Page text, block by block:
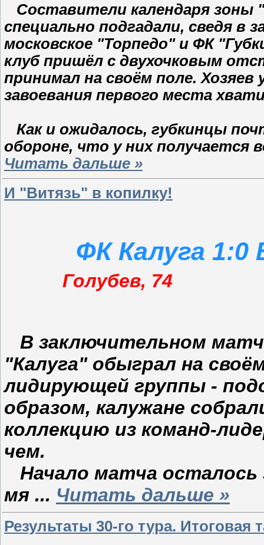
Составители календаря зоны
специально подгадали, сведя в
московское "Торпедо" и ФК
клуб пришёл с двухочковым
принимал на своём поле.
завоевания первого места
Как и ожидалось, губкинцы
обороне, что у них получается
Читать дальше »
И "Витязь" в копилку!
ФК Калуга 1:0
Голубев, 74
В заключительном
"Калуга" обыграл на
лидирующей группы -
образом, калужане
коллекцию из команд-
чем.
Начало матча осталось
мя ... Читать дальше »
Результаты 30-го тура. Итоговая